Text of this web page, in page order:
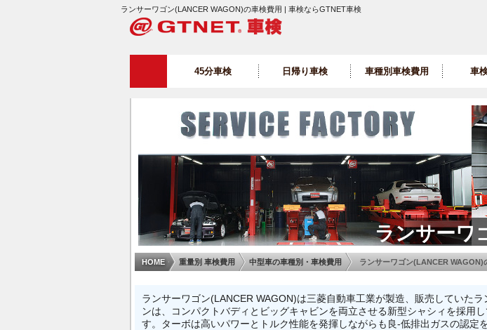
ランサーワゴン(LANCER WAGON)の車検費用 | 車検ならGTNET車検
45分車検 日帰り車検 車種別車検費用 車
ランサーワ
HOME 重量別 車検費用 中型車の車種別・車検費用 ランサーワゴン(LANCER WAGON)
ランサーワゴン(LANCER WAGON)は三菱自動車工業が製造、販売していた
ンは、コンパクトバディとビッグキャビンを両立させる新型シャシィを採用
す。ターボは高いパワーとトルク性能を発揮しながらも良‐低排出ガスの認